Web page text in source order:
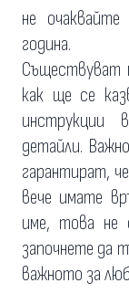
не
година.
Съществуват
как ще се
инструкции
детайли.
гарантират,
вече имате
име, това не
започнете да
важното за